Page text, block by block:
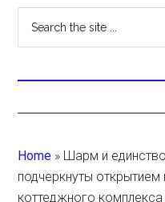
Home » Шарм и
подчеркнуты открытием
коттеджного